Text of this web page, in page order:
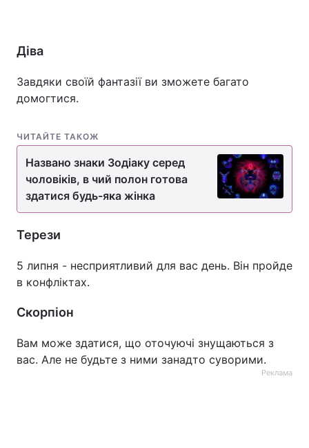
Діва
Завдяки своїй фантазії ви зможете багато
домогтися.
ЧИТАЙТЕ ТАКОЖ
Названо знаки Зодіаку серед
чоловіків, в чий полон готова
здатися будь-яка жінка
Терези
5 липня - несприятливий для вас день. Він пройде
в конфліктах.
Скорпіон
Вам може здатися, що оточуючі знущаються з
вас. Але не будьте з ними занадто суворими.
Реклама